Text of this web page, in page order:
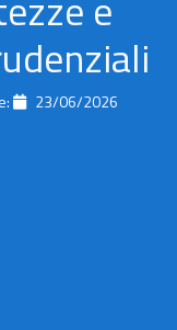
23/06/2026